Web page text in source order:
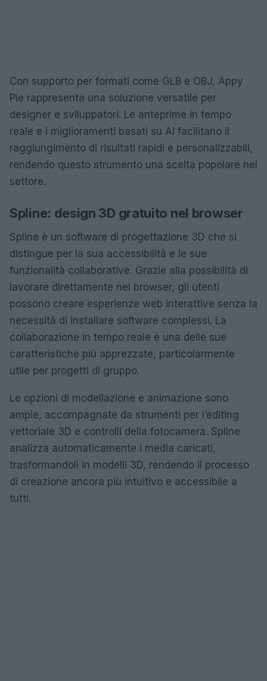
Con supporto per formati come GLB e OBJ, Appy
Pie rappresenta una soluzione versatile per
designer e sviluppatori. Le anteprime in tempo
reale e i miglioramenti basati su AI facilitano il
raggiungimento di risultati rapidi e personalizzabili,
rendendo questo strumento una scelta popolare nel
settore.
Spline: design 3D gratuito nel browser
Spline è un software di progettazione 3D che si
distingue per la sua accessibilità e le sue
funzionalità collaborative. Grazie alla possibilità di
lavorare direttamente nel browser, gli utenti
possono creare esperienze web interattive senza la
necessità di installare software complessi. La
collaborazione in tempo reale è una delle sue
caratteristiche più apprezzate, particolarmente
utile per progetti di gruppo.
Le opzioni di modellazione e animazione sono
ampie, accompagnate da strumenti per l’editing
vettoriale 3D e controlli della fotocamera. Spline
analizza automaticamente i media caricati,
trasformandoli in modelli 3D, rendendo il processo
di creazione ancora più intuitivo e accessibile a
tutti.